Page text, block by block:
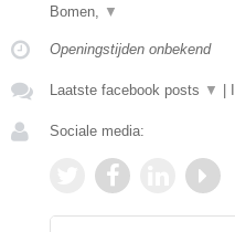
Bomen,
▼
Openingstijden onbekend
Laatste facebook posts ▼
Sociale media: